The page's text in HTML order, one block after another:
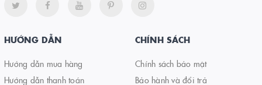
HƯỚNG DẪN
Hướng dẫn mua hàng
Hướng dẫn thanh toán
CHÍNH SÁCH
Chính sách bảo mật
Bảo hành và đổi trả